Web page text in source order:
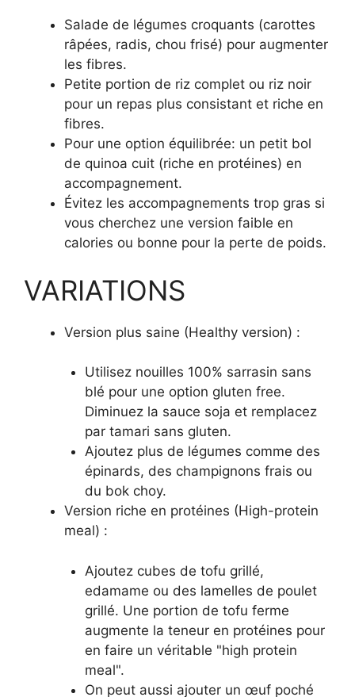
Salade de légumes croquants (carottes
râpées, radis, chou frisé) pour augmenter
les fibres.
Petite portion de riz complet ou riz noir
pour un repas plus consistant et riche en
fibres.
Pour une option équilibrée: un petit bol
de quinoa cuit (riche en protéines) en
accompagnement.
Évitez les accompagnements trop gras si
vous cherchez une version faible en
calories ou bonne pour la perte de poids.
VARIATIONS
Version plus saine (Healthy version) :
Utilisez nouilles 100% sarrasin sans
blé pour une option gluten free.
Diminuez la sauce soja et remplacez
par tamari sans gluten.
Ajoutez plus de légumes comme des
épinards, des champignons frais ou
du bok choy.
Version riche en protéines (High-protein
meal) :
Ajoutez cubes de tofu grillé,
edamame ou des lamelles de poulet
grillé. Une portion de tofu ferme
augmente la teneur en protéines pour
en faire un véritable "high protein
meal".
On peut aussi ajouter un œuf poché